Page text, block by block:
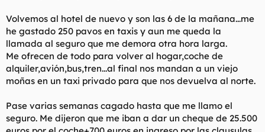
Volvemos al hotel de nuevo y son las 6 de la mañana...me
he gastado 250 pavos en taxis y aun me queda la
llamada al seguro que me demora otra hora larga.
Me ofrecen de todo para volver al hogar,coche de
alquiler,avión,bus,tren...al final nos mandan a un viejo
moñas en un taxi privado para que nos devuelva al norte.
Pase varias semanas cagado hasta que me llamo el
seguro. Me dijeron que me iban a dar un cheque de 25.500